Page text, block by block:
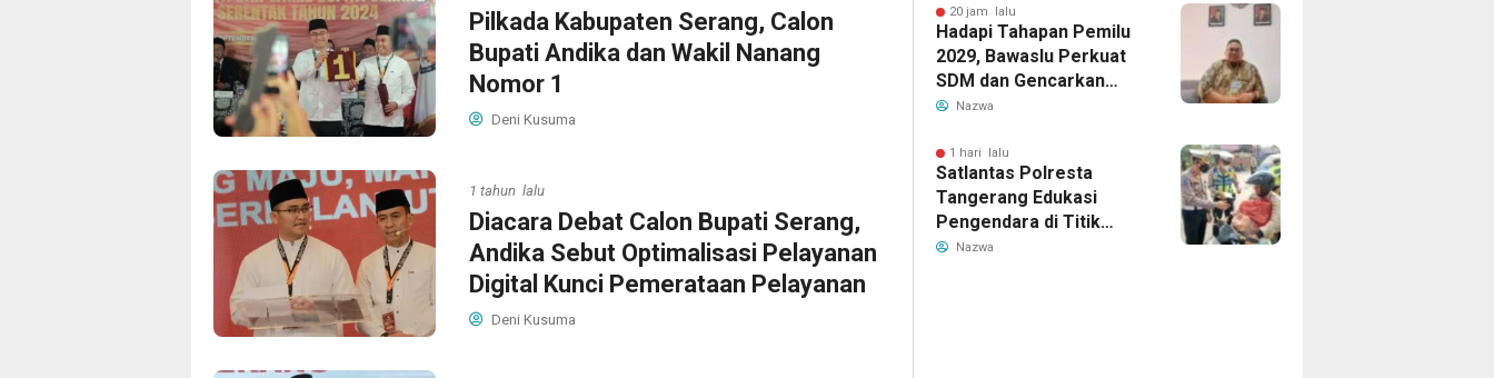
Pilkada Kabupaten Serang, Calon
Bupati Andika dan Wakil Nanang
Nomor 1
Deni Kusuma
1 tahun lalu
Diacara Debat Calon Bupati Serang,
Andika Sebut Optimalisasi Pelayanan
Digital Kunci Pemerataan Pelayanan
Deni Kusuma
20 jam lalu
Hadapi Tahapan Pemilu
2029, Bawaslu Perkuat
SDM dan Gencarkan
Pendidikan Demokrasi
Nazwa
1 hari lalu
Satlantas Polresta
Tangerang Edukasi
Pengendara di Titik
Rawan Kecelakaan
Nazwa